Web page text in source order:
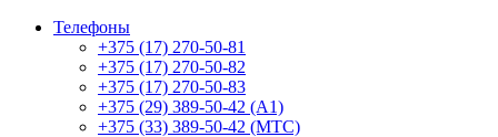
Телефоны
+375 (17) 270-50-81
+375 (17) 270-50-82
+375 (17) 270-50-83
+375 (29) 389-50-42 (А1)
+375 (33) 389-50-42 (МТС)